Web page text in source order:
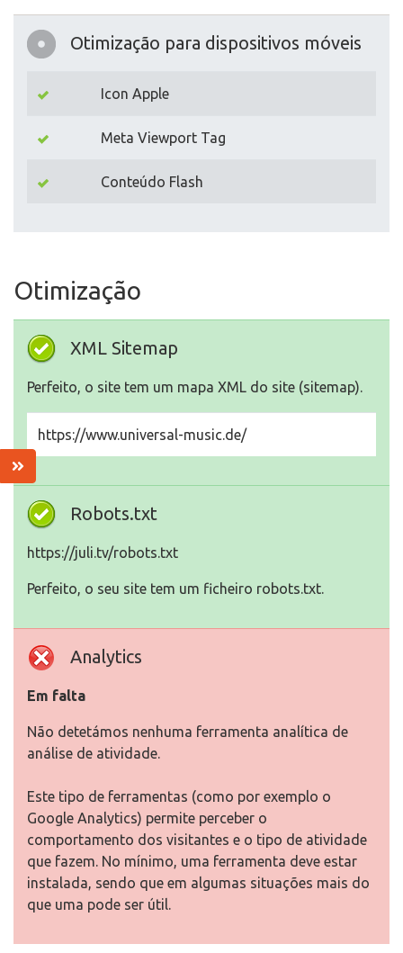
Otimização para dispositivos móveis
Icon Apple
Meta Viewport Tag
Conteúdo Flash
Otimização
XML Sitemap
Perfeito, o site tem um mapa XML do site (sitemap).
https://www.universal-music.de/
Robots.txt
https://juli.tv/robots.txt
Perfeito, o seu site tem um ficheiro robots.txt.
Analytics
Em falta
Não detetámos nenhuma ferramenta analítica de
análise de atividade.
Este tipo de ferramentas (como por exemplo o
Google Analytics) permite perceber o
comportamento dos visitantes e o tipo de atividade
que fazem. No mínimo, uma ferramenta deve estar
instalada, sendo que em algumas situações mais do
que uma pode ser útil.